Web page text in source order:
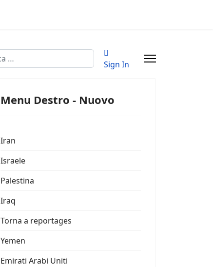
Sign In
Menu Destro - Nuovo
Iran
Israele
Palestina
Iraq
Torna a reportages
Yemen
Emirati Arabi Uniti